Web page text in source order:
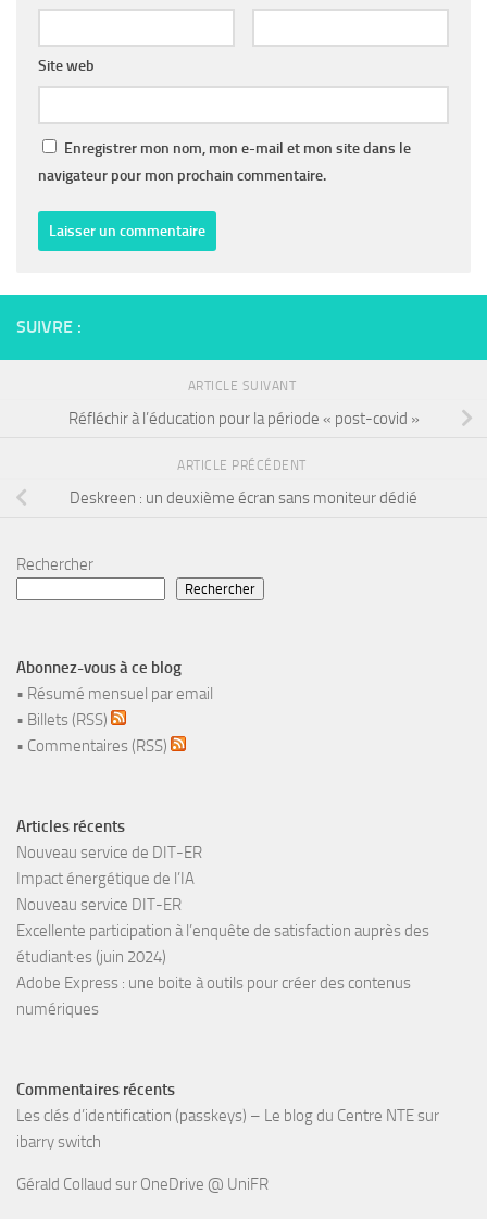
Site web
Enregistrer mon nom, mon e-mail et mon site dans le
navigateur pour mon prochain commentaire.
SUIVRE :
ARTICLE SUIVANT
Réfléchir à l’éducation pour la période « post-covid »
ARTICLE PRÉCÉDENT
Deskreen : un deuxième écran sans moniteur dédié
Rechercher
Rechercher
Abonnez-vous à ce blog
• Résumé mensuel par email
• Billets (RSS)
• Commentaires (RSS)
Articles récents
Nouveau service de DIT-ER
Impact énergétique de l’IA
Nouveau service DIT-ER
Excellente participation à l’enquête de satisfaction auprès des
étudiant·es (juin 2024)
Adobe Express : une boite à outils pour créer des contenus
numériques
Commentaires récents
Les clés d’identification (passkeys) – Le blog du Centre NTEsur
ibarry switch
Gérald Collaud sur OneDrive @ UniFR